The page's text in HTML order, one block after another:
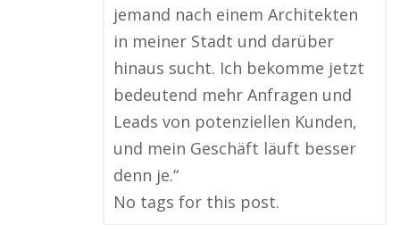
jemand nach einem Architekten
in meiner Stadt und darüber
hinaus sucht. Ich bekomme jetzt
bedeutend mehr Anfragen und
Leads von potenziellen Kunden,
und mein Geschäft läuft besser
denn je.“
No tags for this post.